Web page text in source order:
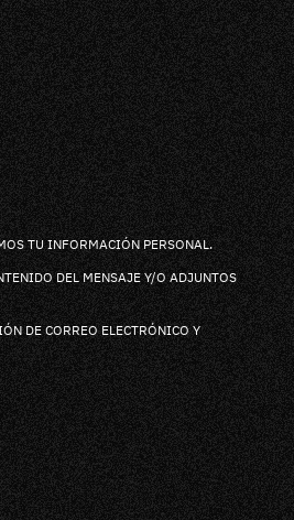
TU INFORMACIÓN PERSONAL.
DEL MENSAJE Y/O ADJUNTOS
DE CORREO ELECTRÓNICO Y